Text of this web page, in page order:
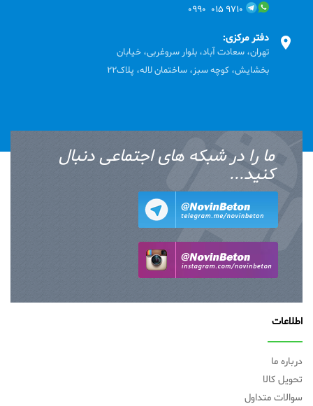
۹۷۱۰ ۰۱۵ ۰۹۹۰
دفتر مرکزی:
تهران، سعادت آباد، بلوار سروغربی، خیابان
بخشایش، کوچه سبز، ساختمان لاله، پلاک22
ما را در شبکه های اجتماعی دنبال
کنید...
اطلاعات
درباره ما
تحویل کالا
سوالات متداول